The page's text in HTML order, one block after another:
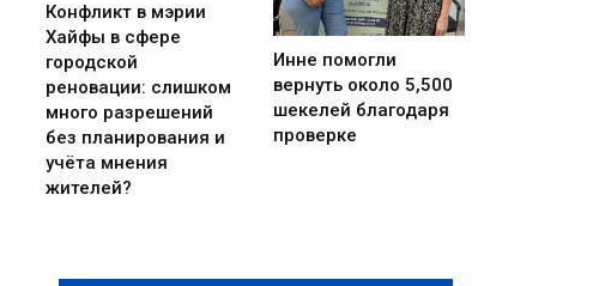
Конфликт в мэрии
Хайфы в сфере
городской
реновации: слишком
много разрешений
без планирования и
учёта мнения
жителей?
Инне помогли
вернуть около 5,500
шекелей благодаря
проверке